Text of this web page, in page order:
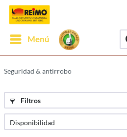
Menú
Seguridad & antirrobo
Filtros